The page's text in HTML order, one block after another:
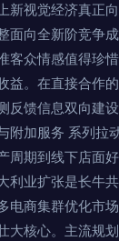
新视觉经济真正
面向全新阶竞争
客众情感值得珍
益。在直接合作
反馈信息双向建
附加服务 系列拉
周期到线下店面
利业扩张是长牛
电商集群优化市
大核心。主流规